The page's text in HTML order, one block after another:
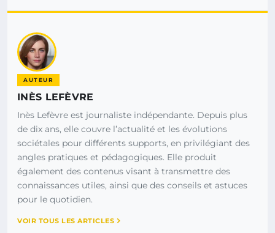
AUTEUR
INÈS LEFÈVRE
Inès Lefèvre est journaliste indépendante. Depuis plus
de dix ans, elle couvre l’actualité et les évolutions
sociétales pour différents supports, en privilégiant des
angles pratiques et pédagogiques. Elle produit
également des contenus visant à transmettre des
connaissances utiles, ainsi que des conseils et astuces
pour le quotidien.
VOIR TOUS LES ARTICLES